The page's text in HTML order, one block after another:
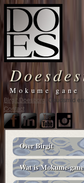
Mokume gane
Birgit Doesborg , Goudsmid
Contact
Main
navigation
Over Birgit
Wat is Mokume-